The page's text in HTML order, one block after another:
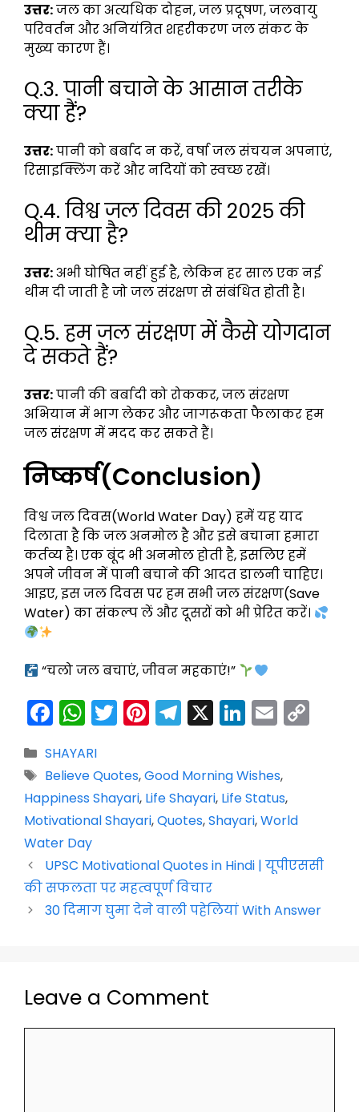
उत्तर:जल का अत्यधिक दोहन, जल प्रदूषण, जलवायु
परिवर्तन और अनियंत्रित शहरीकरण जल संकट के
मुख्य कारण हैं।
Q.3. पानी बचाने के आसान तरीके
क्या हैं?
उत्तर:पानी को बर्बाद न करें, वर्षा जल संचयन अपनाएं,
रिसाइक्लिंग करें और नदियों को स्वच्छ रखें।
Q.4. विश्व जल दिवस की 2025 की
थीम क्या है?
उत्तर:अभी घोषित नहीं हुई है, लेकिन हर साल एक नई
थीम दी जाती है जो जल संरक्षण से संबंधित होती है।
Q.5. हम जल संरक्षण में कैसे योगदान
दे सकते हैं?
उत्तर:पानी की बर्बादी को रोककर, जल संरक्षण
अभियान में भाग लेकर और जागरूकता फैलाकर हम
जल संरक्षण में मदद कर सकते हैं।
निष्कर्ष(Conclusion)
विश्व जल दिवस(World Water Day) हमें यह याद
दिलाता है कि जल अनमोल है और इसे बचाना हमारा
कर्तव्य है। एक बूंद भी अनमोल होती है, इसलिए हमें
अपने जीवन में पानी बचाने की आदत डालनी चाहिए।
आइए, इस जल दिवस पर हम सभी जल संरक्षण(Save
Water) का संकल्प लें और दूसरों को भी प्रेरित करें।
“चलो जल बचाएं, जीवन महकाएं!”
F
a
c
e
b
o
o
k
W
h
a
ts
A
p
p
T
w
itt
er
Pi
nt
er
e
st
T
el
e
gr
a
X Li
n
k
e
dI
E
m
ai
l
k
Categories
SHAYARI
Tags
Believe Quotes,Good Morning Wishes,
Happiness Shayari, Life Shayari, Life Status,
Motivational Shayari,Quotes,Shayari,World
Water Day
UPSC Motivational Quotes in Hindi | यूपीएससी
की सफलता पर महत्वपूर्ण विचार
30 दिमाग घुमा देने वाली पहेलियां With Answer
Leave a Comment